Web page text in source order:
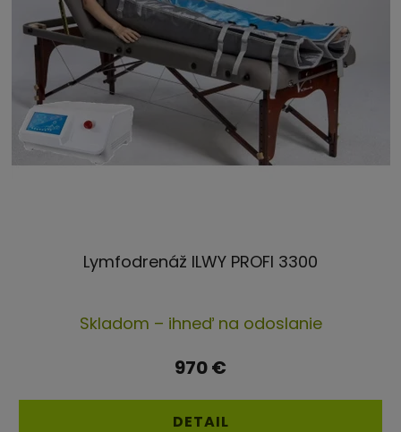
Lymfodrenáž ILWY PROFI 3300
hodnotenie
produktu
4,8
Skladom – ihneď na odoslanie
970 €
DETAIL